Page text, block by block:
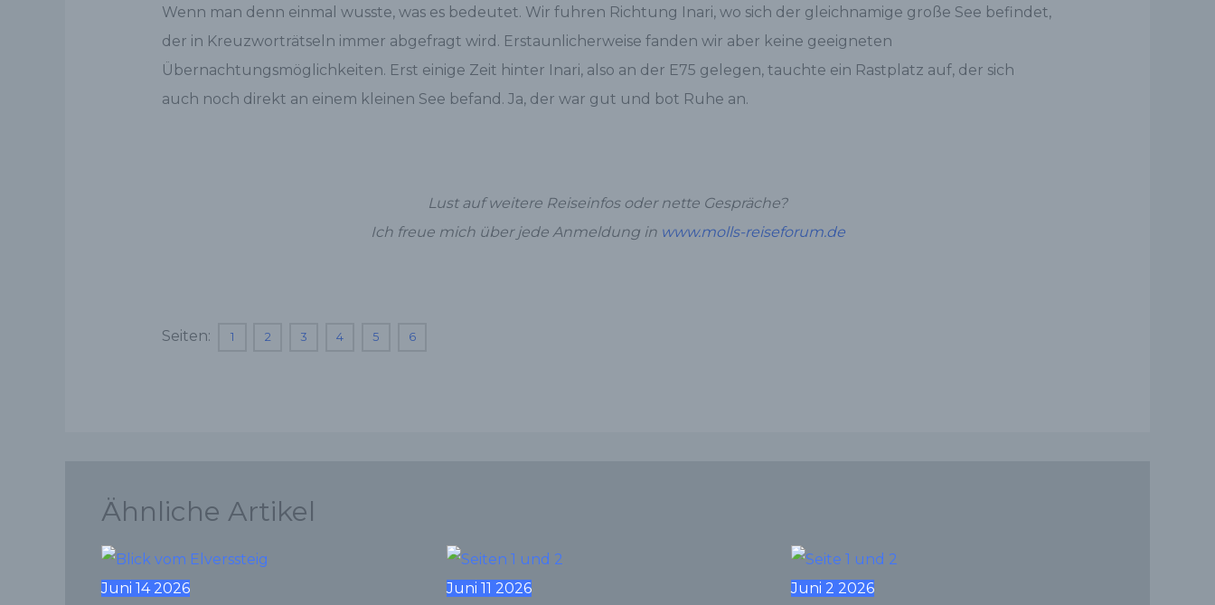
Wenn man denn einmal wusste, was es bedeutet. Wir fuhren Richtung Inari, wo sich der gleichnamige große See befindet,
der in Kreuzworträtseln immer abgefragt wird. Erstaunlicherweise fanden wir aber keine geeigneten
Übernachtungsmöglichkeiten. Erst einige Zeit hinter Inari, also an der E75 gelegen, tauchte ein Rastplatz auf, der sich
auch noch direkt an einem kleinen See befand. Ja, der war gut und bot Ruhe an.
Lust auf weitere Reiseinfos oder nette Gespräche?
Ich freue mich über jede Anmeldung in www.molls-reiseforum.de
Seiten: 1 2 3 4 5 6
Ähnliche Artikel
Juni 14 2026 Juni 11 2026 Juni 2 2026